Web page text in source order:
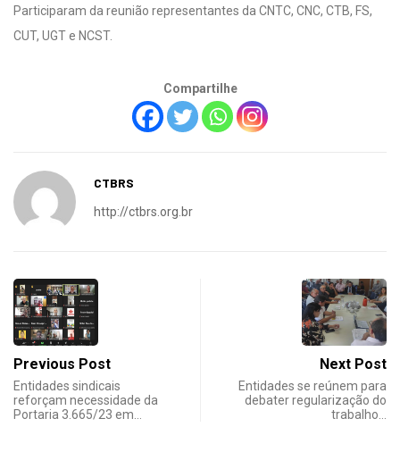
Participaram da reunião representantes da CNTC, CNC, CTB, FS,
CUT, UGT e NCST.
Compartilhe
CTBRS
http://ctbrs.org.br
Previous Post
Entidades sindicais
reforçam necessidade da
Portaria 3.665/23 em…
Next Post
Entidades se reúnem para
debater regularização do
trabalho…